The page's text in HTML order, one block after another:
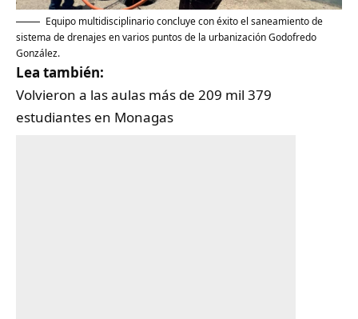
Equipo multidisciplinario concluye con éxito el saneamiento de
sistema de drenajes en varios puntos de la urbanización Godofredo
González.
Lea también:
Volvieron a las aulas más de 209 mil 379
estudiantes en Monagas